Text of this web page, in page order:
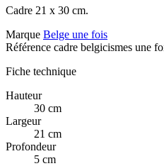
Cadre 21 x 30 cm.
Marque Belge une fois
Référence cadre belgicismes une
Fiche technique
Hauteur
30 cm
Largeur
21 cm
Profondeur
5 cm